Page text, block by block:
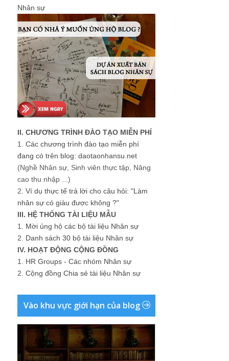
Nhân sự
II. CHƯƠNG TRÌNH ĐÀO TẠO MIỄN PHÍ
1. Các chương trình đào tạo miễn phí
đang có trên blog: daotaonhansu.net
(Nghề Nhân sự, Sinh viên thực tập, Nâng
cao thu nhập ...)
2. Ví dụ thực tế trả lời cho câu hỏi: "Làm
nhân sự có giàu được không ?"
III. HỆ THỐNG TÀI LIỆU MẪU
1. Mời ủng hộ các bộ tài liệu Nhân sự
2. Danh sách 30 bộ tài liệu Nhân sự
IV. HOẠT ĐỘNG CỘNG ĐỒNG
1. HR Groups - Các nhóm Nhân sự
2. Cộng đồng Chia sẻ tài liệu Nhân sự
Vào khu vực giới hạn của blog